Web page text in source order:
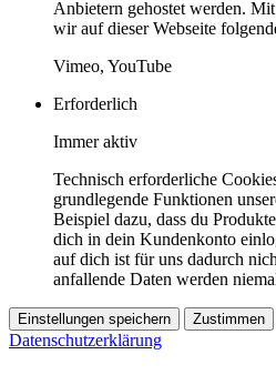
Anbietern gehostet werden.
wir auf dieser Webseite
Vimeo, YouTube
Erforderlich
Immer aktiv
Technisch erforderliche
grundlegende Funktionen
Beispiel dazu, dass du
dich in dein Kundenkonto
auf dich ist für uns dadurch
anfallende Daten werden
Einstellungen speichern Zustimmen
Datenschutzerklärung